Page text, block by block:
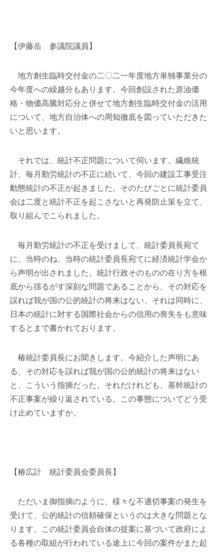
【伊藤岳 参議院議員】
地方創生臨時交付金の二〇二一年度地方単独事業分の
今年度への繰越分もあります。今回創設された原油価
格・物価高騰対応分と併せて地方創生臨時交付金の活用
について、地方自治体への周知徹底を図っていただきた
いと思います。
それでは、統計不正問題について伺います。繊維統
計、毎月勤労統計の不正に続いて、今回の建設工事受注
動態統計の不正が起きました。そのたびごとに統計委員
会は二度と統計不正を起こさないと再発防止策を立て、
取り組んでこられました。
毎月勤労統計の不正を受けまして、統計委員長宛て
に、当時のね、当時の統計委員長宛てに経済統計学会か
ら声明が出されました。統計行政そのものの在り方を根
底から揺るがす深刻な問題であることから、その対応を
誤れば我が国の公的統計の将来はない、それは同時に、
日本の統計に対する国際社会からの信用の喪失をも意味
するとまで書かれております。
椿統計委員長にお聞きします。今紹介した声明にあ
る、その対応を誤れば我が国の公的統計の将来はない
と、こういう指摘だった。それだけれども、基幹統計の
不正事案が繰り返されている。この事態についてどう受
け止めていますか。
【椿広計 統計委員会委員長】
ただいま御指摘のように、様々な不適切事案の発生を
受けて、公的統計の信頼確保というのは大きな問題とな
ります。この統計委員会自体の提案に基づいて政府によ
る各種の取組が行われている途上に今回の案件がまた起